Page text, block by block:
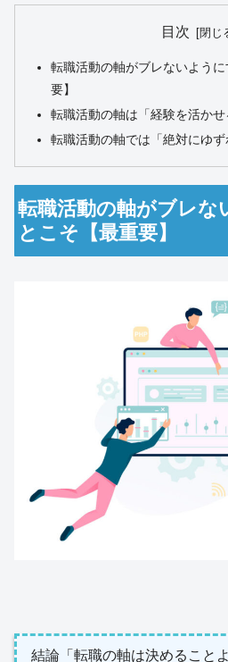
目次
転職活動の軸がブレないよう
要】
転職活動の軸は「経験を活か
転職活動の軸では「絶対にゆ
転職活動の軸がブレな
とこそ【最重要】
結論「転職の軸は決めること